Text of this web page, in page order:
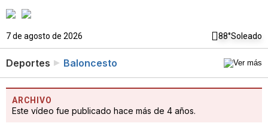
7 de agosto de 2026 88°Soleado
Deportes Baloncesto
ARCHIVO
Este vídeo fue publicado hace más de 4 años.